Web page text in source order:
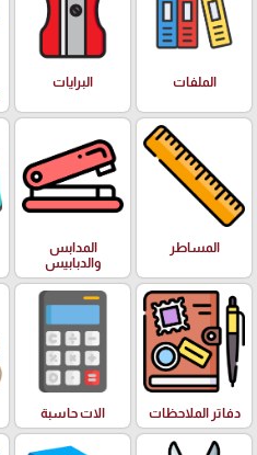
الملفات البرايات
المساطر
المدابس
والدبابيس
دفاتر الملاحظات الات حاسبة